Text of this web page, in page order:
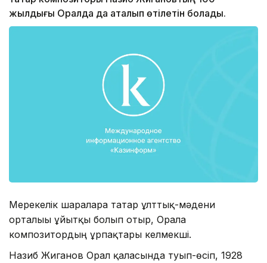
жылдығы Оралда да аталып өтілетін болады.
Мерекелік шараларға татар ұлттық-мәдени
орталығы ұйытқы болып отыр, Оралға
композитордың ұрпақтары келмекші.
Назиб Жиганов Орал қаласында туып-өсіп, 1928